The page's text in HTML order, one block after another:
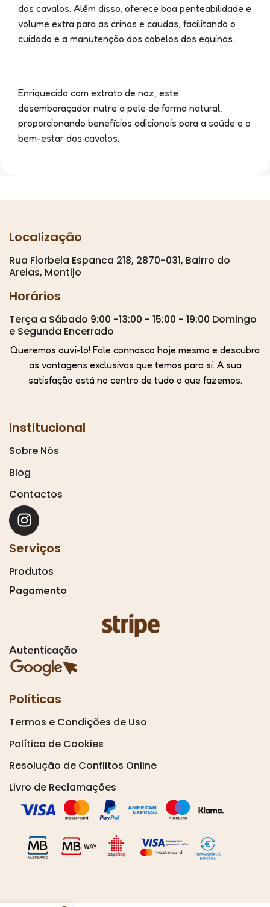
dos cavalos. Além disso, oferece boa penteabilidade e
volume extra para as crinas e caudas, facilitando o
cuidado e a manutenção dos cabelos dos equinos.
Enriquecido com extrato de noz, este
desembaraçador nutre a pele de forma natural,
proporcionando benefícios adicionais para a saúde e o
bem-estar dos cavalos.
Localização
Rua Florbela Espanca 218, 2870-031, Bairro do
Areias, Montijo
Horários
Terça a Sábado 9:00 -13:00 - 15:00 - 19:00 Domingo
e Segunda Encerrado
Queremos ouvi-lo! Fale connosco hoje mesmo e descubra
as vantagens exclusivas que temos para si. A sua
satisfação está no centro de tudo o que fazemos.
Institucional
Sobre Nós
Blog
Contactos
Serviços
Produtos
Pagamento
Autenticação
Políticas
Termos e Condições de Uso
Política de Cookies
Resolução de Conflitos Online
Livro de Reclamações